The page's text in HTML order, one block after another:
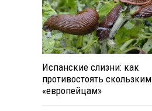
Испанские слизни: как
противостоять скользким
«европейцам»